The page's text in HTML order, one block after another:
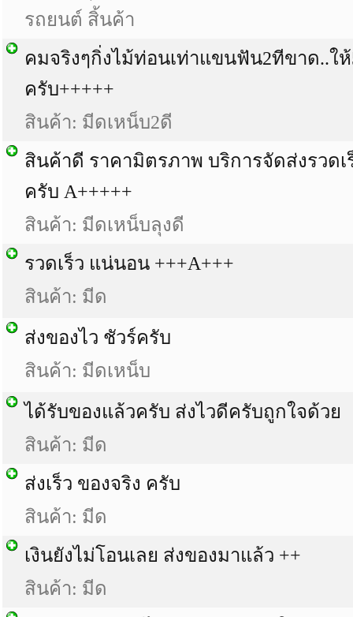
รถยนต์ สิ้นค้า
คมจริงๆกิ่งไม้ท่อนเท่าแขนฟัน2ทีขาด..ให้
ครับ+++++
สินค้า: มีดเหน็บ2ดี
สินค้าดี ราคามิตรภาพ บริการจัดส่งรวดเ
ครับ A+++++
สินค้า: มีดเหน็บลุงดี
รวดเร็ว แน่นอน +++A+++
สินค้า: มีด
ส่งของไว ชัวร์ครับ
สินค้า: มีดเหน็บ
ได้รับของแล้วครับ ส่งไวดีครับถูกใจด้วย
สินค้า: มีด
ส่งเร็ว ของจริง ครับ
สินค้า: มีด
เงินยังไม่โอนเลย ส่งของมาแล้ว ++
สินค้า: มีด